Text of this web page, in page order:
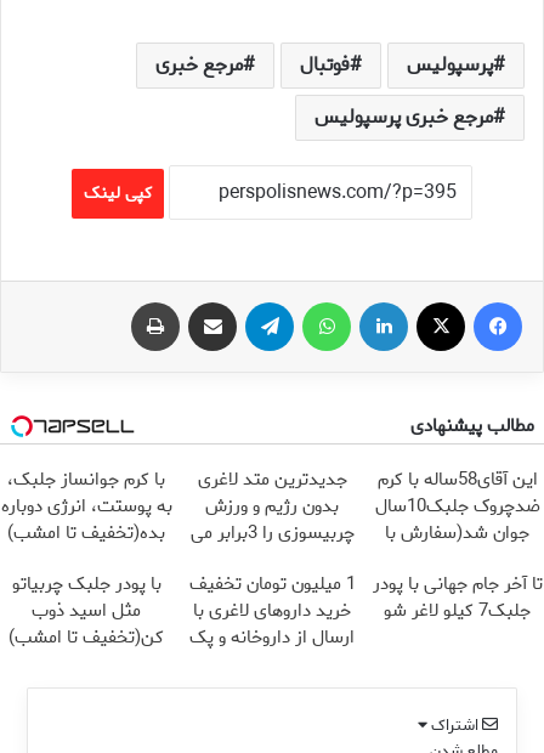
پرسپولیس فوتبال
مرجع خبری
مرجع خبری پرسپولیس
کپی لینک
فیس بوک لینکدین تلگرام اشتراک گذاری از طریق ایمیل
مطالب پیشنهادی
این آقای58ساله با کرم
ضدچروک جلبک10سال
جوان شد(سفارش با
جدیدترین متد لاغری
بدون رژیم و ورزش
چربیسوزی را 3برابر می
با کرم جوانساز جلبک،
به پوستت، انرژی دوباره
بده(تخفیف تا امشب)
تا آخر جام جهانی با پودر
جلبک7 کیلو لاغر شو
1 میلیون تومان تخفیف
خرید داروهای لاغری با
ارسال از داروخانه و پک
با پودر جلبک چربیاتو
مثل اسید ذوب
کن(تخفیف تا امشب)
اشتراک